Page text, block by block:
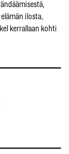
ilosta,
kerrallaan kohti